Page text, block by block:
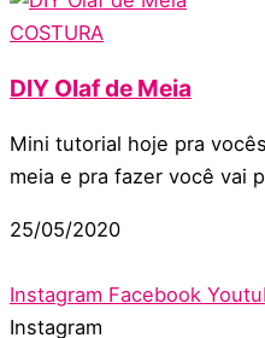
COSTURA
DIY Olaf de Meia
Mini tutorial hoje pra
meia e pra fazer você vai
25/05/2020
Instagram Facebook
Instagram